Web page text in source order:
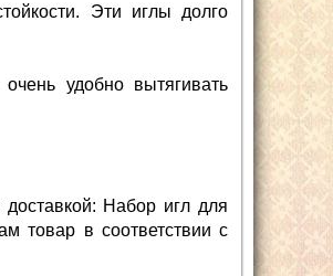
Эти иглы долго
удобно вытягивать
Набор игл для
товар в соответствии с